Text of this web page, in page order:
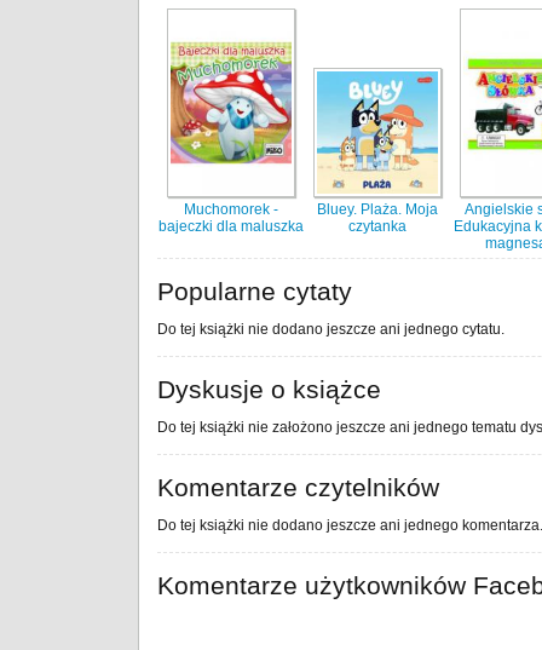
Muchomorek -
bajeczki dla maluszka
Bluey. Plaża. Moja
czytanka
Angielskie
Edukacyjna
Popularne cytaty
Do tej książki nie dodano jeszcze ani jednego cytatu.
Dyskusje o książce
Do tej książki nie założono jeszcze ani jednego tematu
Komentarze czytelników
Do tej książki nie dodano jeszcze ani jednego komentarza.
Komentarze użytkowników